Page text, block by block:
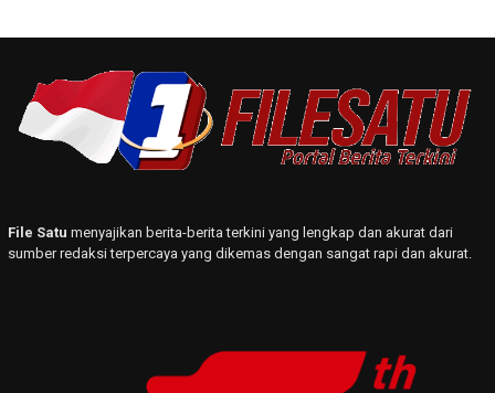
File Satu menyajikan berita-berita terkini yang lengkap dan akurat dari
sumber redaksi terpercaya yang dikemas dengan sangat rapi dan akurat.